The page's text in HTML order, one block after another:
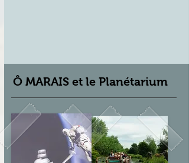
Ô MARAIS et le Planétarium